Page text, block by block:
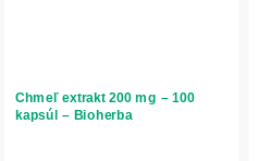
Chmeľ extrakt 200 mg – 100
kapsúl – Bioherba